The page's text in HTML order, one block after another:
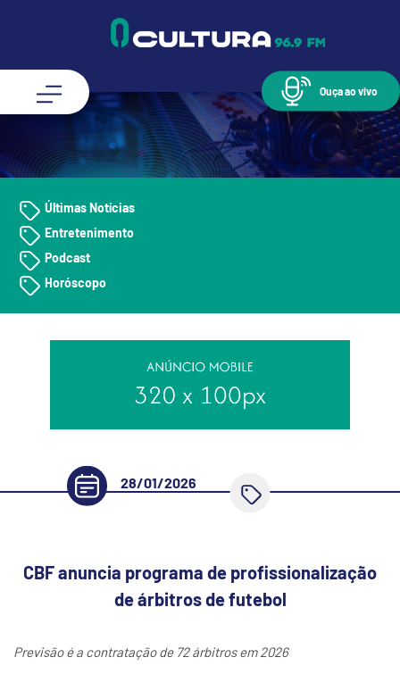
Ouça ao vivo
Últimas Notícias
Entretenimento
Podcast
Horóscopo
28/01/2026
CBF anuncia programa de profissionalização
de árbitros de futebol
Previsão é a contratação de 72 árbitros em 2026